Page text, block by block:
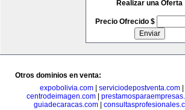
Realizar una Oferta
Precio Ofrecido $
Otros dominios en venta:
expobolivia.com
serviciodepostventa.com
centrodeimagen.com
guiadecaracas.com